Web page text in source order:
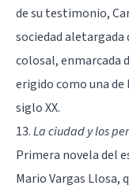
de su testimonio,
sociedad aletargada
colosal, enmarcada
erigido como una
siglo XX.
13.La ciudad y los
Primera novela del
Mario Vargas Llosa,